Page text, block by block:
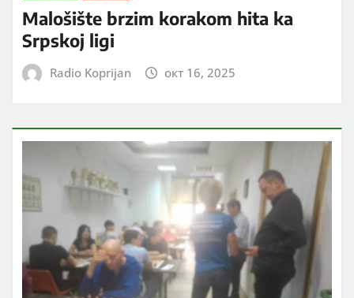
Malošište brzim korakom hita ka
Srpskoj ligi
Radio Koprijan окт 16, 2025